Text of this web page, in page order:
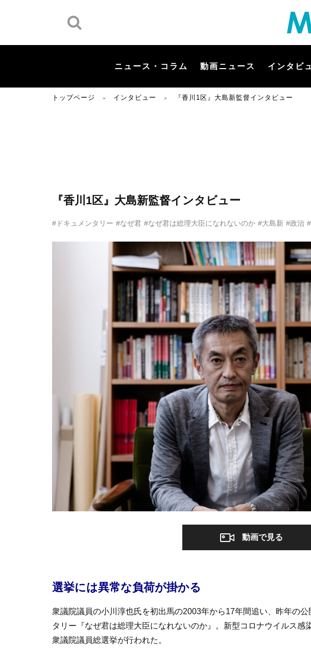
ニュース・コラム 動画ニュース インタビ
トップページ ＞ インタビュー ＞ 『香川1区』大島新監督インタビュー
『香川1区』大島新監督インタビュー
#ドキュメンタリー #なぜ君 #なぜ君は総理大臣になれないのか #大島新 #政治
動画で見る
選挙には異常な負荷が掛かる
衆議院議員の小川淳也氏を初出馬の2003年から17年間追い、昨年の
タリー『なぜ君は総理大臣になれないのか』。新型コロナウイルス感
衆議院議員総選挙が行われた。